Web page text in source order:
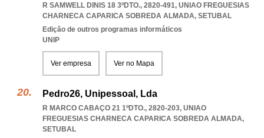
R SAMWELL DINIS 18 3ºDTO., 2820-491, UNIAO FREGUESIAS
CHARNECA CAPARICA SOBREDA ALMADA, SETUBAL
Edição de outros programas informáticos
UNIP
Ver empresa Ver no Mapa
Pedro26, Unipessoal, Lda
R MARCO CABAÇO 21 1ºDTO., 2820-203, UNIAO
FREGUESIAS CHARNECA CAPARICA SOBREDA ALMADA,
SETUBAL